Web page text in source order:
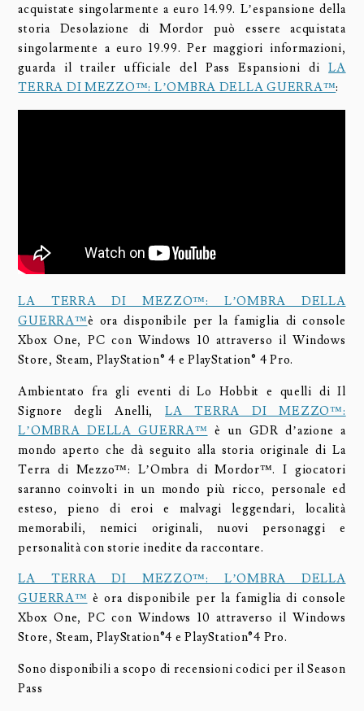
acquistate singolarmente a euro 14.99. L’espansione della
storia Desolazione di Mordor può essere acquistata
singolarmente a euro 19.99. Per maggiori informazioni,
guarda il trailer ufficiale del Pass Espansioni diLA
TERRA DI MEZZO™: L’OMBRA DELLA GUERRA™:
LA TERRA DI MEZZO™: L’OMBRA DELLA
GUERRA™è ora disponibile per la famiglia di console
Xbox One, PC con Windows 10 attraverso il Windows
Store, Steam, PlayStation® 4 e PlayStation® 4 Pro.
Ambientato fra gli eventi di Lo Hobbit e quelli di Il
Signore degli Anelli,LA TERRA DI MEZZO™:
L’OMBRA DELLA GUERRA™ è un GDR d’azione a
mondo aperto che dà seguito alla storia originale di La
Terra di Mezzo™: L’Ombra di Mordor™. I giocatori
saranno coinvolti in un mondo più ricco, personale ed
esteso, pieno di eroi e malvagi leggendari, località
memorabili, nemici originali, nuovi personaggi e
personalità con storie inedite da raccontare.
LA TERRA DI MEZZO™: L’OMBRA DELLA
GUERRA™ è ora disponibile per la famiglia di console
Xbox One, PC con Windows 10 attraverso il Windows
Store, Steam, PlayStation®4 e PlayStation®4 Pro.
Sono disponibili a scopo di recensioni codici per il Season
Pass